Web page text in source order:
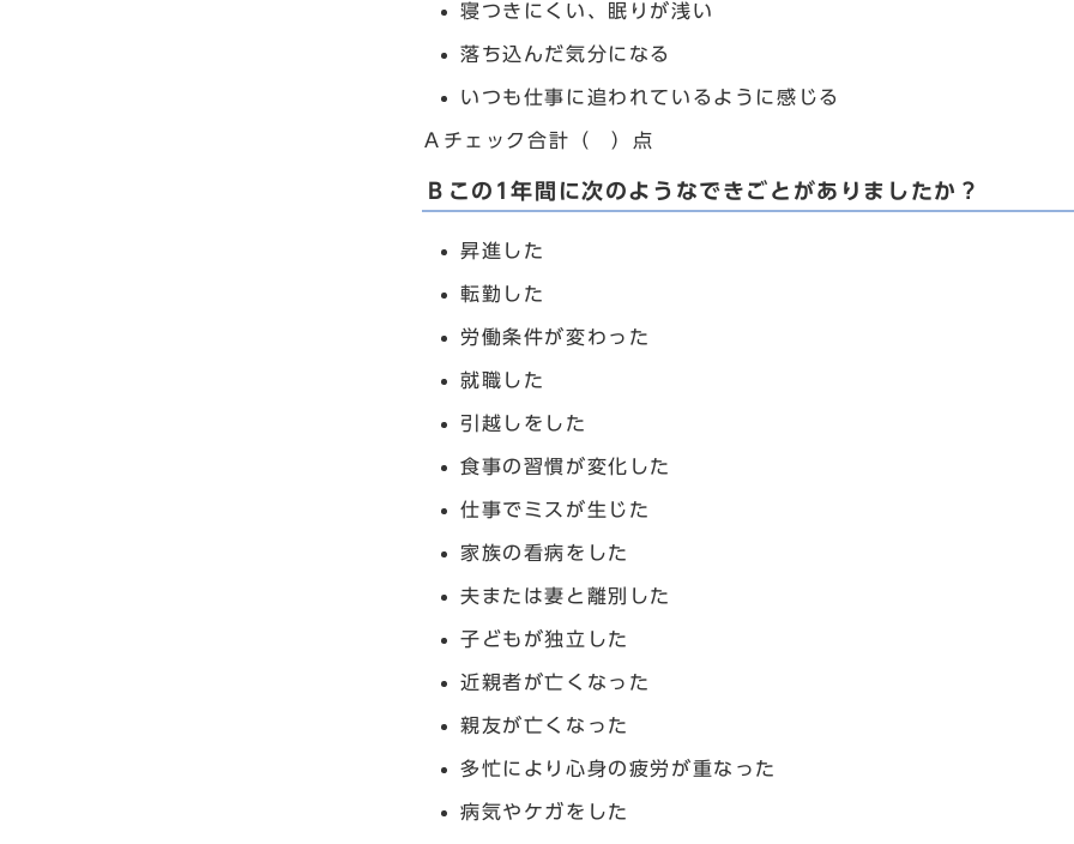
寝つきにくい、眠りが浅い
落ち込んだ気分になる
いつも仕事に追われているように感じる
Ａチェック合計（ ）点
Ｂこの1年間に次のようなできごとがありましたか？
昇進した
転勤した
労働条件が変わった
就職した
引越しをした
食事の習慣が変化した
仕事でミスが生じた
家族の看病をした
夫または妻と離別した
子どもが独立した
近親者が亡くなった
親友が亡くなった
多忙により心身の疲労が重なった
病気やケガをした